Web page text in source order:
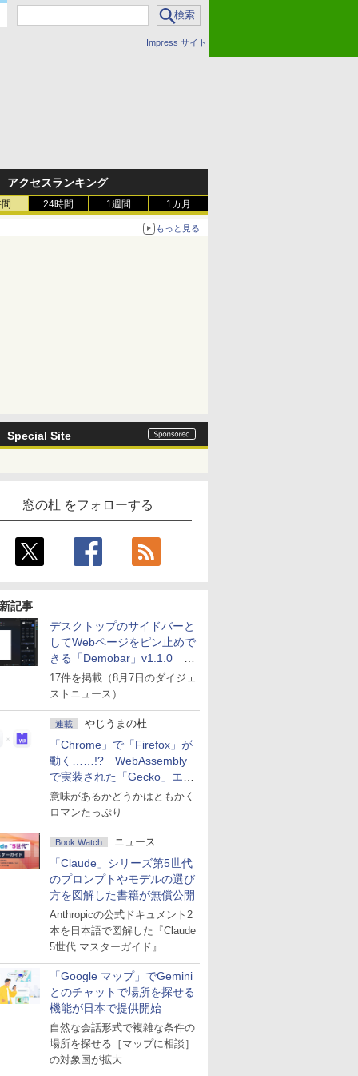
Impress サイト
アクセスランキング
24時間 1週間 1カ月
もっと見る
Special Site
窓の杜 をフォローする
記事
デスクトップのサイドバーと
してWebページをピン止めで
きる「Demobar」v1.1.0 ほ
か
17件を掲載（8月7日のダイジェ
ストニュース）
連載 やじうまの杜
「Chrome」で「Firefox」が
動く……!? WebAssembly
で実装された「Gecko」エン
ジン
意味があるかどうかはともかく
ロマンたっぷり
Book Watch ニュース
「Claude」シリーズ第5世代
のプロンプトやモデルの選び
方を図解した書籍が無償公開
Anthropicの公式ドキュメント2
本を日本語で図解した『Claude
5世代 マスターガイド』
「Google マップ」でGemini
とのチャットで場所を探せる
機能が日本で提供開始
自然な会話形式で複雑な条件の
場所を探せる［マップに相談］
の対象国が拡大